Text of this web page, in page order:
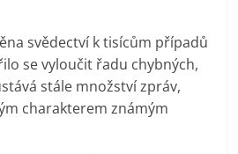
svědectví k tisícům případů
se vyloučit řadu chybných,
stále množství zpráv,
charakterem známým